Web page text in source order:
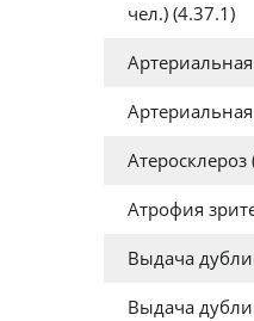
чел.) (4.37.1)
Атрофия
Выдача
Выдача